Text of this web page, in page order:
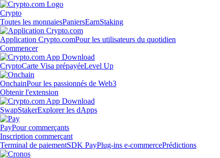
Crypto
Toutes les monnaiesPaniersEarnStaking
Application Crypto.comPour les utilisateurs du quotidien
Commencer
CryptoCarte Visa prépayéeLevel Up
OnchainPour les passionnés de Web3
Obtenir l'extension
SwapStakerExplorer les dApps
PayPour commerçants
Inscription commerçant
Terminal de paiementSDK PayPlug-ins e-commercePrédictions